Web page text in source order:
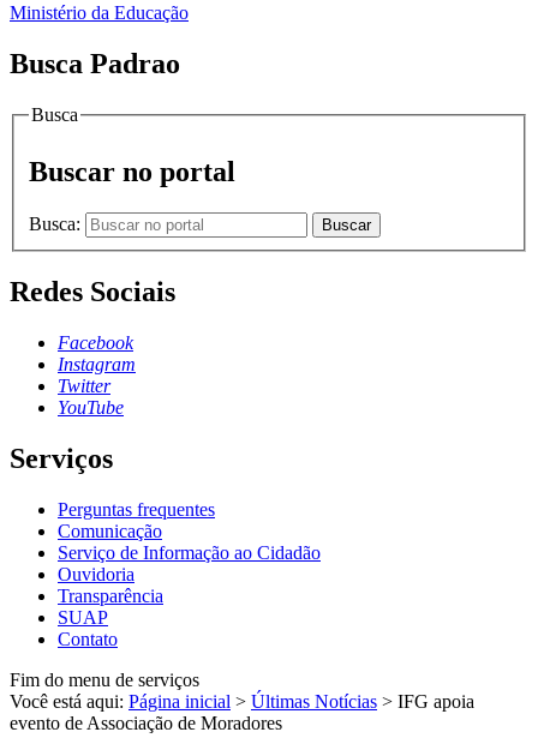
Ministério da Educação
Busca Padrao
Busca
Buscar no portal
Busca: Buscar
Redes Sociais
Facebook
Instagram
Twitter
YouTube
Serviços
Perguntas frequentes
Comunicação
Serviço de Informação ao Cidadão
Ouvidoria
Transparência
SUAP
Contato
Fim do menu de serviços
Você está aqui: Página inicial > Últimas Notícias > IFG apoia
evento de Associação de Moradores